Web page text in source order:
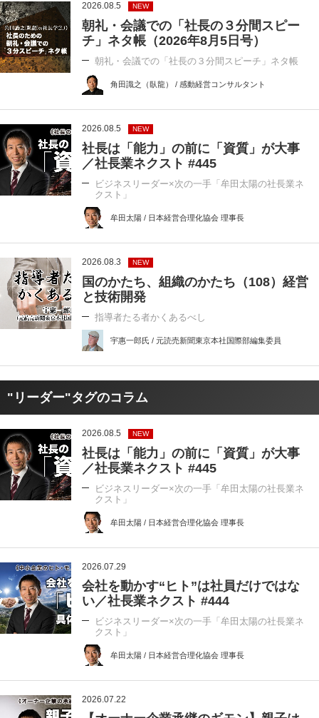
2026.08.5 NEW
朝礼・会議での「社長の３分間スピー
チ」ネタ帳（2026年8月5日号）
朝礼・会議での「社長の３分間スピーチ」ネタ帳
角田識之（臥龍） / 感動経営コンサルタント
2026.08.5 NEW
社長は「能力」の前に「資質」が大事
／社長業ネクスト #445
ビジネスリーダー×次の一手「牟田太陽の社長業ネ
クスト」
牟田太陽 / 日本経営合理化協会 理事長
2026.08.3 NEW
国のかたち、組織のかたち（108）経営
と技術開発
指導者たる者かくあるべし
宇惠一郎氏 / 元読売新聞東京本社国際部編集委員
"リーダー"タグのコラム
2026.08.5 NEW
社長は「能力」の前に「資質」が大事
／社長業ネクスト #445
ビジネスリーダー×次の一手「牟田太陽の社長業ネ
クスト」
牟田太陽 / 日本経営合理化協会 理事長
2026.07.29
会社を動かす“ヒト”は社員だけではな
い／社長業ネクスト #444
ビジネスリーダー×次の一手「牟田太陽の社長業ネ
クスト」
牟田太陽 / 日本経営合理化協会 理事長
2026.07.22